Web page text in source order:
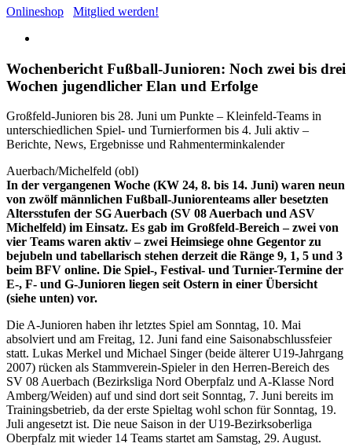
Onlineshop
Mitglied werden!
Wochenbericht Fußball-Junioren: Noch zwei bis drei
Wochen jugendlicher Elan und Erfolge
Großfeld-Junioren bis 28. Juni um Punkte – Kleinfeld-Teams in
unterschiedlichen Spiel- und Turnierformen bis 4. Juli aktiv –
Berichte, News, Ergebnisse und Rahmenterminkalender
Auerbach/Michelfeld (obl)
In der vergangenen Woche (KW 24, 8. bis 14. Juni) waren neun
von zwölf männlichen Fußball-Juniorenteams aller besetzten
Altersstufen der SG Auerbach (SV 08 Auerbach und ASV
Michelfeld) im Einsatz. Es gab im Großfeld-Bereich – zwei von
vier Teams waren aktiv – zwei Heimsiege ohne Gegentor zu
bejubeln und tabellarisch stehen derzeit die Ränge 9, 1, 5 und 3
beim BFV online. Die Spiel-, Festival- und Turnier-Termine der
E-, F- und G-Junioren liegen seit Ostern in einer Übersicht
(siehe unten) vor.
Die A-Junioren haben ihr letztes Spiel am Sonntag, 10. Mai
absolviert und am Freitag, 12. Juni fand eine Saisonabschlussfeier
statt. Lukas Merkel und Michael Singer (beide älterer U19-Jahrgang
2007) rücken als Stammverein-Spieler in den Herren-Bereich des
SV 08 Auerbach (Bezirksliga Nord Oberpfalz und A-Klasse Nord
Amberg/Weiden) auf und sind dort seit Sonntag, 7. Juni bereits im
Trainingsbetrieb, da der erste Spieltag wohl schon für Sonntag, 19.
Juli angesetzt ist. Die neue Saison in der U19-Bezirksoberliga
Oberpfalz mit wieder 14 Teams startet am Samstag, 29. August.